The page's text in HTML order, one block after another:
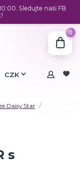
Sledujte naši FB
CZK
0
Daisy Star
s